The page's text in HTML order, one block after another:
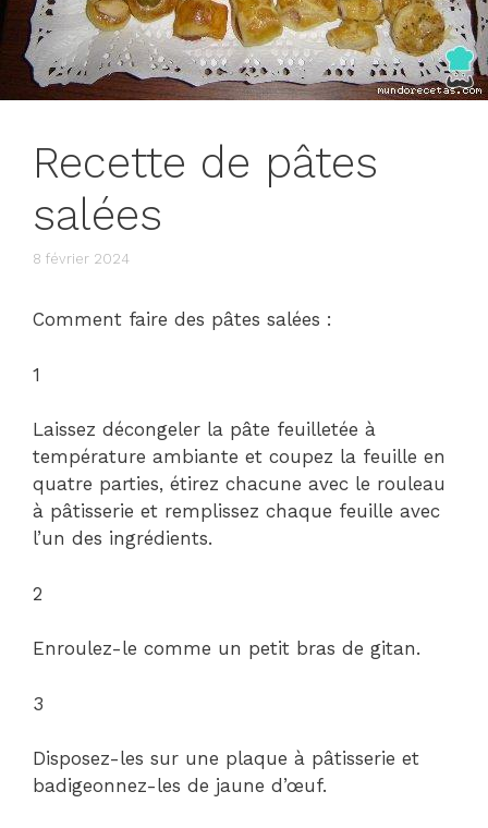
Recette de pâtes
salées
8 février 2024
Comment faire des pâtes salées :
1
Laissez décongeler la pâte feuilletée à
température ambiante et coupez la feuille en
quatre parties, étirez chacune avec le rouleau
à pâtisserie et remplissez chaque feuille avec
l’un des ingrédients.
2
Enroulez-le comme un petit bras de gitan.
3
Disposez-les sur une plaque à pâtisserie et
badigeonnez-les de jaune d’œuf.